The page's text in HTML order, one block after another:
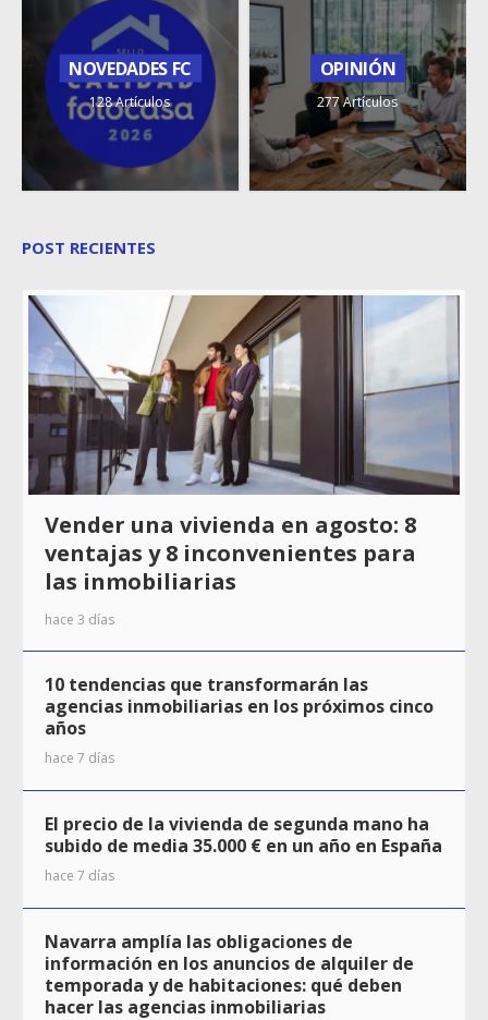
NOVEDADES FC
128 Artículos
OPINIÓN
277 Artículos
POST RECIENTES
Vender una vivienda en agosto: 8
ventajas y 8 inconvenientes para
las inmobiliarias
hace 3 días
10 tendencias que transformarán las
agencias inmobiliarias en los próximos cinco
años
hace 7 días
El precio de la vivienda de segunda mano ha
subido de media 35.000 € en un año en España
hace 7 días
Navarra amplía las obligaciones de
información en los anuncios de alquiler de
temporada y de habitaciones: qué deben
hacer las agencias inmobiliarias